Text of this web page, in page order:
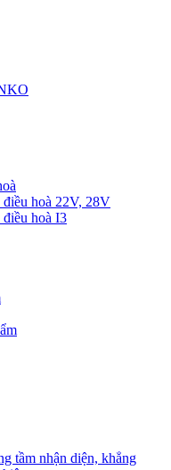
hoà 22V, 28V
hoà I3
tầm nhận diện, khẳng